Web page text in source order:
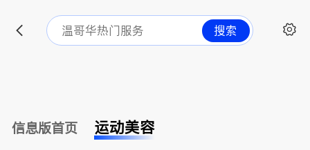
搜索
信息版首页 运动美容